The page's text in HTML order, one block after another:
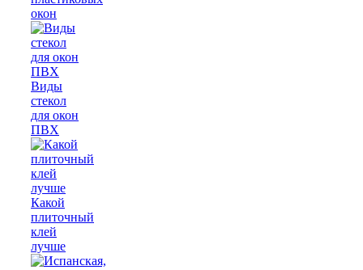
окон
Виды
стекол
для окон
ПВХ
Какой
плиточный
клей
лучше